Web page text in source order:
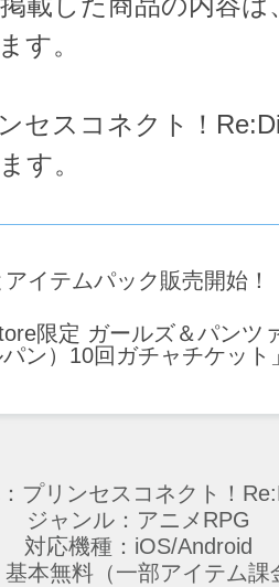
す。
セスコネクト！
す。
イテムパック販売開始！
限定 ガールズ＆パンツ
ン）10回ガチャチケット
プリンセスコネクト！
ジャンル：アニメRPG
対応機種：iOS/Android
基本無料（一部アイテム課